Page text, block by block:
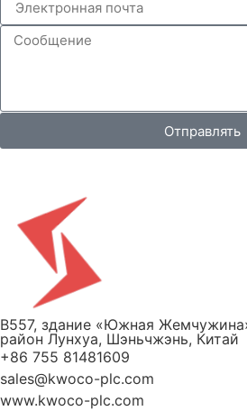
Отправлять
B557, здание «Южная
район Лунхуа, Шэньчжэнь, Китай
+86 755 81481609
sales@kwoco-plc.com
www.kwoco-plc.com